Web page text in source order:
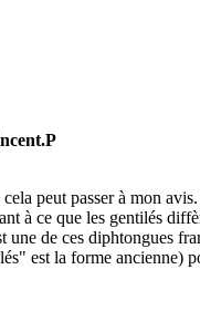
peut passer à mon avis.
à ce que les gentilés
une de ces diphtongues
est la forme ancienne)